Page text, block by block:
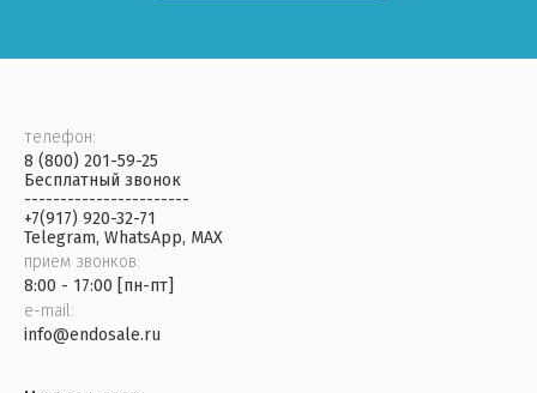
телефон:
8 (800) 201-59-25
Бесплатный звонок
-----------------------
+7(917) 920-32-71
Telegram, WhatsApp, MAX
прием звонков:
8:00 - 17:00 [пн-пт]
e-mail:
info@endosale.ru